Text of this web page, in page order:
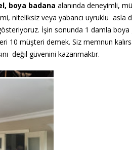
boya badana alanında deneyimli,
niteliksiz veya yabancı uyruklu asla
İşin sonunda 1 damla boya
10 müşteri demek. Siz memnun
değil güvenini kazanmaktır.